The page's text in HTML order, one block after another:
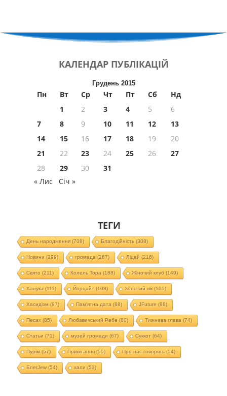
КАЛЕНДАР ПУБЛІКАЦІЙ
Грудень 2015
Пн Вт Ср Чт Пт Сб
Нд
1
2 3 4 5
6
7
8 9 10 11 12
13
14
15 16 17 18 19
20
21
22 23 24 25 26
27
28
29 30
31
« Лис
Січ »
ТЕГИ
День народження(708) Благодійність (308)
Новини (299) громада (267) Ліцей (216)
Свято (211) Колель Тора (188) Жіночий клуб (149)
Ханука (111) Йорцайт (108) Золотий вік(105)
Хасидізм (97) Пам'ятна дата (88) JFuture (88)
Песах(85) Любавичський Ребе (80) Тижнева глава (74)
Статьи (71) музей громади (67) Суккот (64)
Пурім (57) Привітання(55) Про нас говорять (54)
EnerJew(54) хали (53)